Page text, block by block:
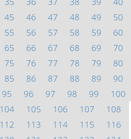
45 46 47 48 49
50
55 56 57 58 59
60
65 66 67 68 69
70
75 76 77 78 79
80
85 86 87 88 89
90
95 96 97 98 99
100
104 105 106 107
108
112 113 114 115
116